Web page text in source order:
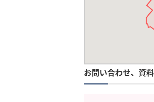
お問い合わせ、資